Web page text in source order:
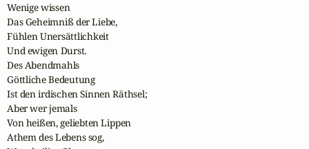
Wenige wissen
Das Geheimniß der Liebe,
Fühlen Unersättlichkeit
Und ewigen Durst.
Des Abendmahls
Göttliche Bedeutung
Ist den irdischen Sinnen Räthsel;
Aber wer jemals
Von heißen, geliebten Lippen
Athem des Lebens sog,